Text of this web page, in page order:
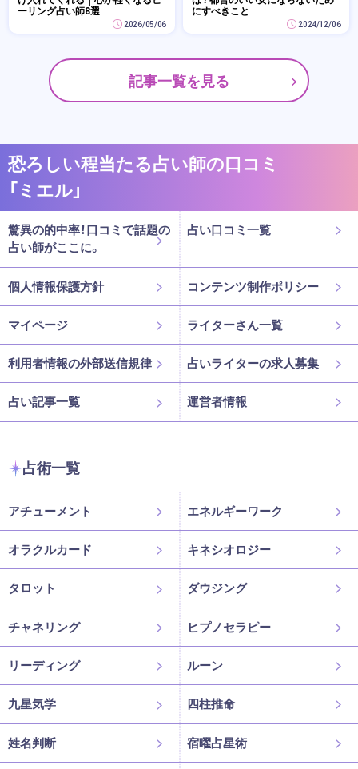
ーリング占い師8選
2026/05/06
にすべきこと
2024/12/06
記事一覧を見る
恐ろしい程当たる占い師の口コミ
「ミエル」
驚異の的中率！口コミで話題の
占い師がここに。
占い口コミ一覧
個人情報保護方針 コンテンツ制作ポリシー
マイページ ライターさん一覧
利用者情報の外部送信規律 占いライターの求人募集
占い記事一覧 運営者情報
占術一覧
アチューメント エネルギーワーク
オラクルカード キネシオロジー
タロット ダウジング
チャネリング ヒプノセラピー
リーディング ルーン
九星気学 四柱推命
姓名判断 宿曜占星術